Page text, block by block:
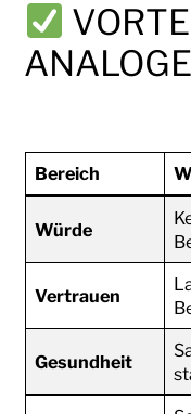
Bereich
Würde
Vertrauen
Gesundheit